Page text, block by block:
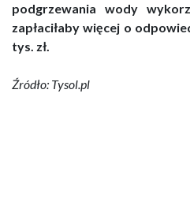
podgrzewania wody
zapłaciłaby więcej o
tys. zł.
Źródło: Tysol.pl